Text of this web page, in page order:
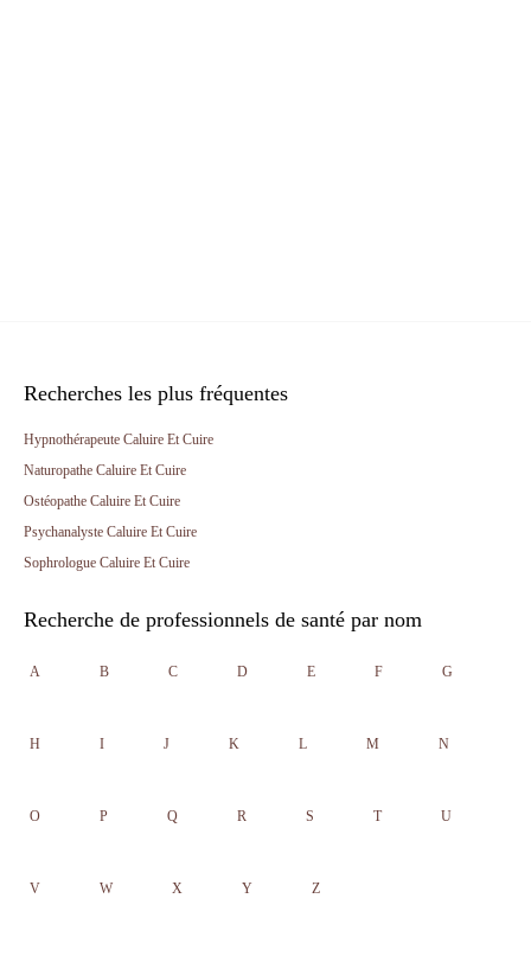
Recherches les plus fréquentes
Hypnothérapeute Caluire Et Cuire
Naturopathe Caluire Et Cuire
Ostéopathe Caluire Et Cuire
Psychanalyste Caluire Et Cuire
Sophrologue Caluire Et Cuire
Recherche de professionnels de santé par nom
A B C D E F G
H I J K L M N
O P Q R S T U
V W X Y Z